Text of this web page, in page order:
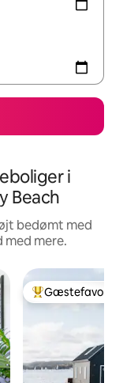
i
Beach
bedømt med
med mere.
Bedste
Gæstefavorit